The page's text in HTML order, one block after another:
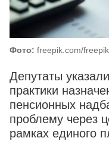
Фото: freepik.com/
Депутаты
практики
пенсионных
проблему через
рамках единого